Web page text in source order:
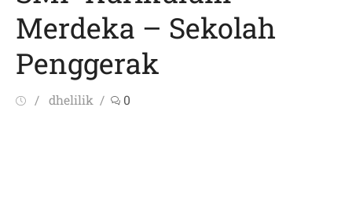
Merdeka – Sekolah
Penggerak
PostedAuthor
dhelilik 0